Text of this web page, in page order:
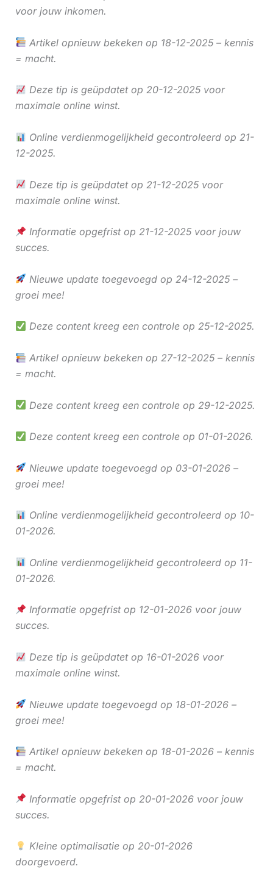
voor jouw inkomen.
Artikel opnieuw bekeken op 18-12-2025 – kennis
= macht.
Deze tip is geüpdatet op 20-12-2025 voor
maximale online winst.
Online verdienmogelijkheid gecontroleerd op 21-
12-2025.
Deze tip is geüpdatet op 21-12-2025 voor
maximale online winst.
Informatie opgefrist op 21-12-2025 voor jouw
succes.
Nieuwe update toegevoegd op 24-12-2025 –
groei mee!
Deze content kreeg een controle op 25-12-2025.
Artikel opnieuw bekeken op 27-12-2025 – kennis
= macht.
Deze content kreeg een controle op 29-12-2025.
Deze content kreeg een controle op 01-01-2026.
Nieuwe update toegevoegd op 03-01-2026 –
groei mee!
Online verdienmogelijkheid gecontroleerd op 10-
01-2026.
Online verdienmogelijkheid gecontroleerd op 11-
01-2026.
Informatie opgefrist op 12-01-2026 voor jouw
succes.
Deze tip is geüpdatet op 16-01-2026 voor
maximale online winst.
Nieuwe update toegevoegd op 18-01-2026 –
groei mee!
Artikel opnieuw bekeken op 18-01-2026 – kennis
= macht.
Informatie opgefrist op 20-01-2026 voor jouw
succes.
Kleine optimalisatie op 20-01-2026
doorgevoerd.